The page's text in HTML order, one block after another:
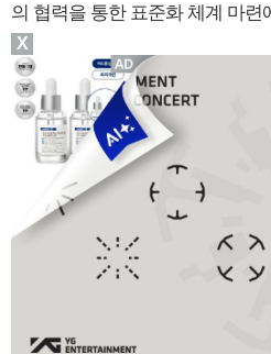
의 협력을 통한 표준화 체계 마련
X